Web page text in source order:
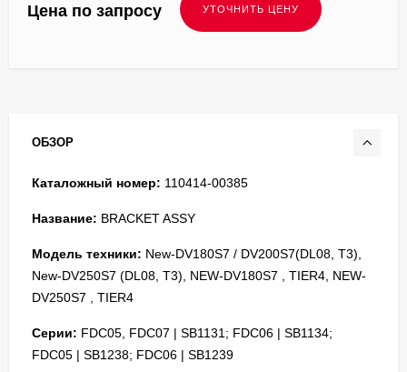
Цена по запросу
ОБЗОР
Каталожный номер: 110414-00385
Название: BRACKET ASSY
Модель техники: New-DV180S7 / DV200S7(DL08, T3),
New-DV250S7 (DL08, T3), NEW-DV180S7 , TIER4, NEW-
DV250S7 , TIER4
Серии: FDC05, FDC07 | SB1131; FDC06 | SB1134;
FDC05 | SB1238; FDC06 | SB1239